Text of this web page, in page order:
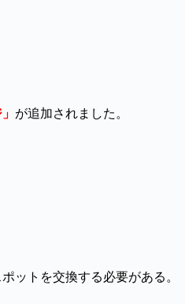
が追加されました。
ットを交換する必要がある。